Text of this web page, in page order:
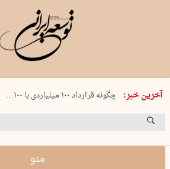
آخرین خبر:
شنبه 17 مرداد 1405 شماره 2244
چگونه قرارداد ۱۰۰ میلیاردی با ۱۰۰…
منو